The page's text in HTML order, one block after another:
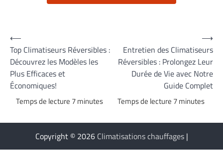
Navigation
de
l’article
⟵
Top Climatiseurs Réversibles :
Découvrez les Modèles les
Plus Efficaces et
Économiques!
Entretien des Climatiseurs
Réversibles : Prolongez Leur
Durée de Vie avec Notre
Guide Complet
⟶
Copyright © 2026 Climatisations chauffages|